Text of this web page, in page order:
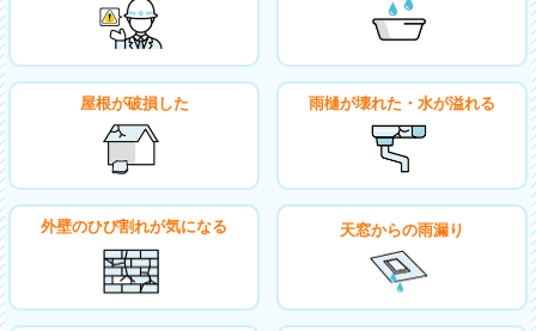
屋根が破損した 雨樋が壊れた・水が溢れる
外壁のひび割れが気になる 天窓からの雨漏り